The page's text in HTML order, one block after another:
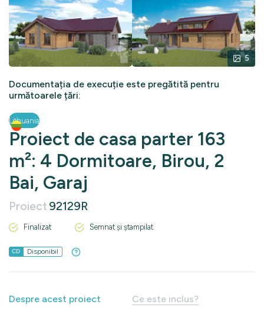
5
Documentația de execuție este pregătită pentru
următoarele țări:
Lithuania
Proiect de casa parter 163
m²: 4 Dormitoare, Birou, 2
Bai, Garaj
Proiect 92129R
Finalizat Semnat și ștampilat
CD Disponibil
Despre acest proiect Ce este inclus?